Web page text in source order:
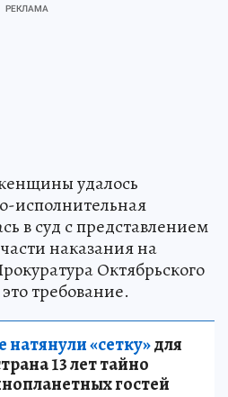
удалось
исполнительная
в суд с представлением
наказания на
Октябрьского
требование.
«сетку»для
13 лет тайно
гостей